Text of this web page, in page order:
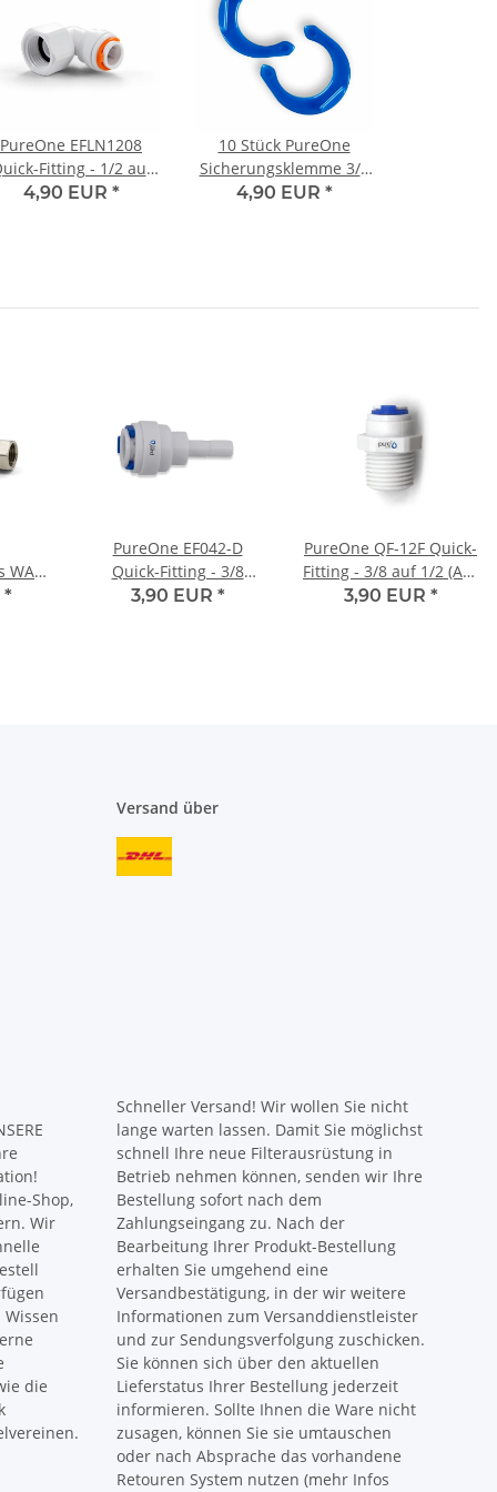
PureOne EFLN1208
Fitting - 1/2 auf
2 Zoll Rohrgewinde
4,90 EUR *
10 Stück PureOne
Sicherungsklemme 3/8
Zoll für Quick-Fitting
4,90 EUR *
mit
*
PureOne EF042-D
Quick-Fitting - 3/8
Schlauch - Tülle | I-
3,90 EUR *
PureOne QF-12F Quick-
Fitting - 3/8 auf 1/2 (AG)
Zoll | I-Form
3,90 EUR *
Versand über
Shop,
Wir
die
Schneller Versand! Wir wollen Sie nicht
lange warten lassen. Damit Sie möglichst
schnell Ihre neue Filterausrüstung in
Betrieb nehmen können, senden wir Ihre
Bestellung sofort nach dem
Zahlungseingang zu. Nach der
Bearbeitung Ihrer Produkt-Bestellung
erhalten Sie umgehend eine
Versandbestätigung, in der wir weitere
Informationen zum Versanddienstleister
und zur Sendungsverfolgung zuschicken.
Sie können sich über den aktuellen
Lieferstatus Ihrer Bestellung jederzeit
informieren. Sollte Ihnen die Ware nicht
zusagen, können Sie sie umtauschen
oder nach Absprache das vorhandene
Retouren System nutzen (mehr Infos